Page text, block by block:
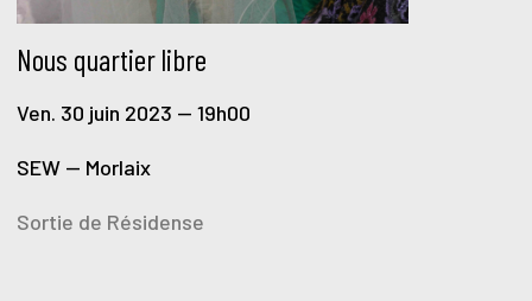
Nous quartier libre
Ven. 30 juin 2023 — 19h00
SEW — Morlaix
Sortie de Résidense